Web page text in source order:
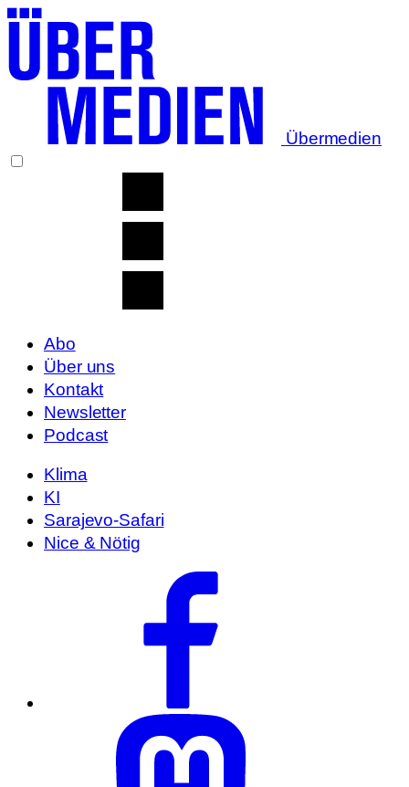
Übermedien
Abo
Über uns
Kontakt
Newsletter
Podcast
Klima
KI
Sarajevo-Safari
Nice & Nötig